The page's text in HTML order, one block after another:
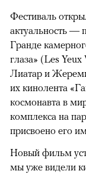
Фестиваль
актуальность —
Гранде
глаза» (Les
Лиатар и
их кинолента
космонавта в
комплекса на
присвоено его
Новый фильм
мы уже видели